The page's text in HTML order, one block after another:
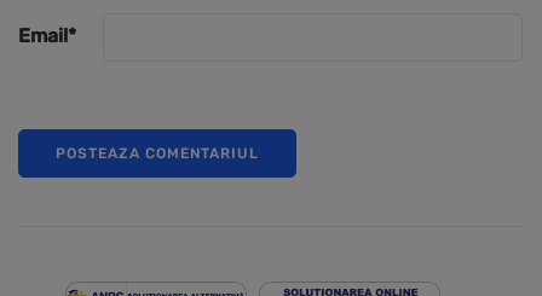
Email *